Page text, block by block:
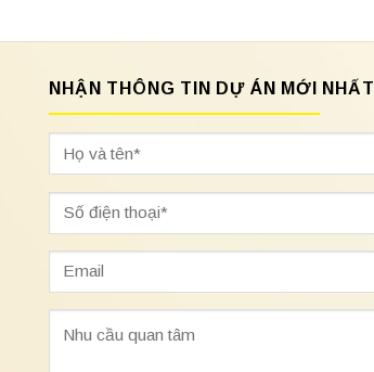
NHẬN THÔNG TIN DỰ ÁN MỚI NHẤT